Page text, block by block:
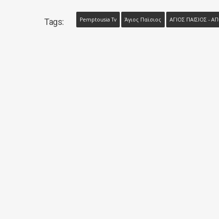
Tags: Pemptousia Tv Άγιος Παϊσιος ΑΓΙΟΣ ΠΑΪΣΙΟΣ -